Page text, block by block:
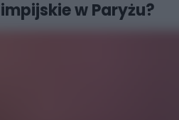
w Paryżu?